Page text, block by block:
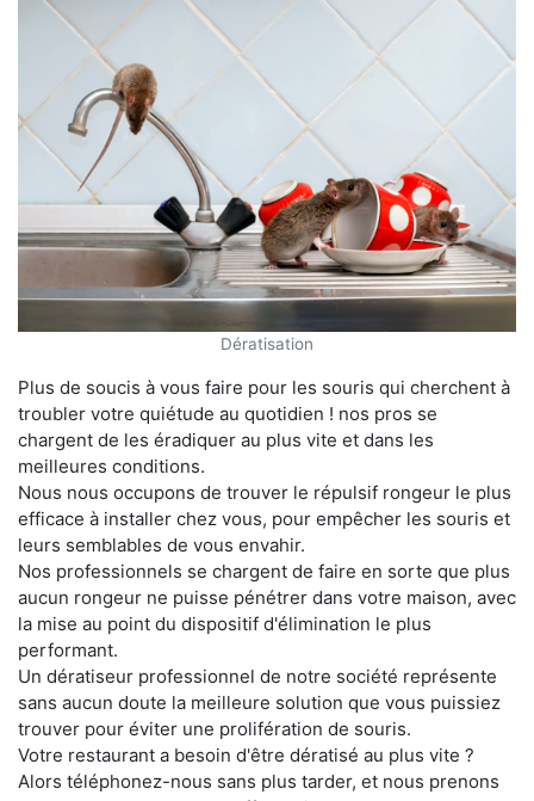
Dératisation
Plus de soucis à vous faire pour les souris qui cherchent à
troubler votre quiétude au quotidien ! nos pros se
chargent de les éradiquer au plus vite et dans les
meilleures conditions.
Nous nous occupons de trouver le répulsif rongeur le plus
efficace à installer chez vous, pour empêcher les souris et
leurs semblables de vous envahir.
Nos professionnels se chargent de faire en sorte que plus
aucun rongeur ne puisse pénétrer dans votre maison, avec
la mise au point du dispositif d'élimination le plus
performant.
Un dératiseur professionnel de notre société représente
sans aucun doute la meilleure solution que vous puissiez
trouver pour éviter une prolifération de souris.
Votre restaurant a besoin d'être dératisé au plus vite ?
Alors téléphonez-nous sans plus tarder, et nous prenons